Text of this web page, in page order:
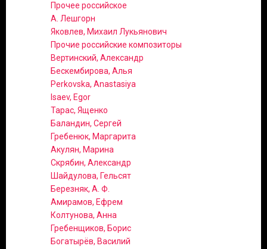
Прочее российское
А. Лешгорн
Яковлев, Михаил Лукьянович
Прочие российские композиторы
Вертинский, Александр
Бескембирова, Алья
Perkovska, Anastasiya
Isaev, Egor
Тарас, Ященко
Баландин, Сергей
Гребенюк, Маргарита
Акулян, Марина
Скрябин, Александр
Шайдулова, Гельсят
Березняк, А. Ф.
Амирамов, Ефрем
Колтунова, Анна
Гребенщиков, Борис
Богатырёв, Василий